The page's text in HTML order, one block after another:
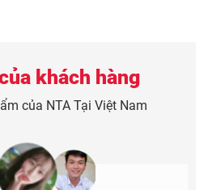
khách hàng
của NTA Tại Việt Nam